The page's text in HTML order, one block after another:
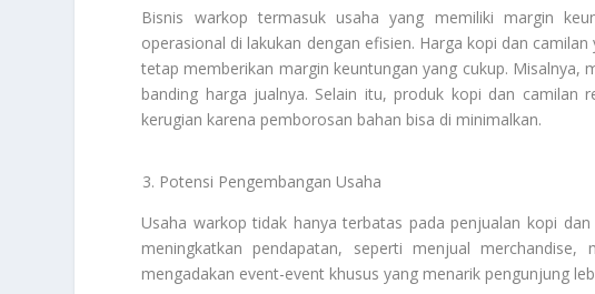
Bisnis warkop termasuk usaha yang memiliki margin
operasional di lakukan dengan efisien. Harga kopi dan
tetap memberikan margin keuntungan yang cukup. Misalnya,
banding harga jualnya. Selain itu, produk kopi dan
kerugian karena pemborosan bahan bisa di minimalkan.
Potensi Pengembangan Usaha
Usaha warkop tidak hanya terbatas pada penjualan kopi
meningkatkan pendapatan, seperti menjual
mengadakan event-event khusus yang menarik pengunjung